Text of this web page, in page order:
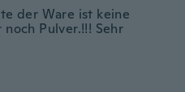
der Ware ist keine
Pulver.!!! Sehr